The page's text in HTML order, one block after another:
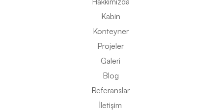
Kabin
Konteyner
Projeler
Galeri
Blog
Referanslar
İletişim